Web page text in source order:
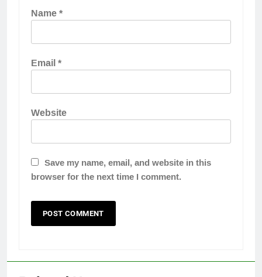
Name*
Email*
Website
Save my name, email, and website in this
browser for the next time I comment.